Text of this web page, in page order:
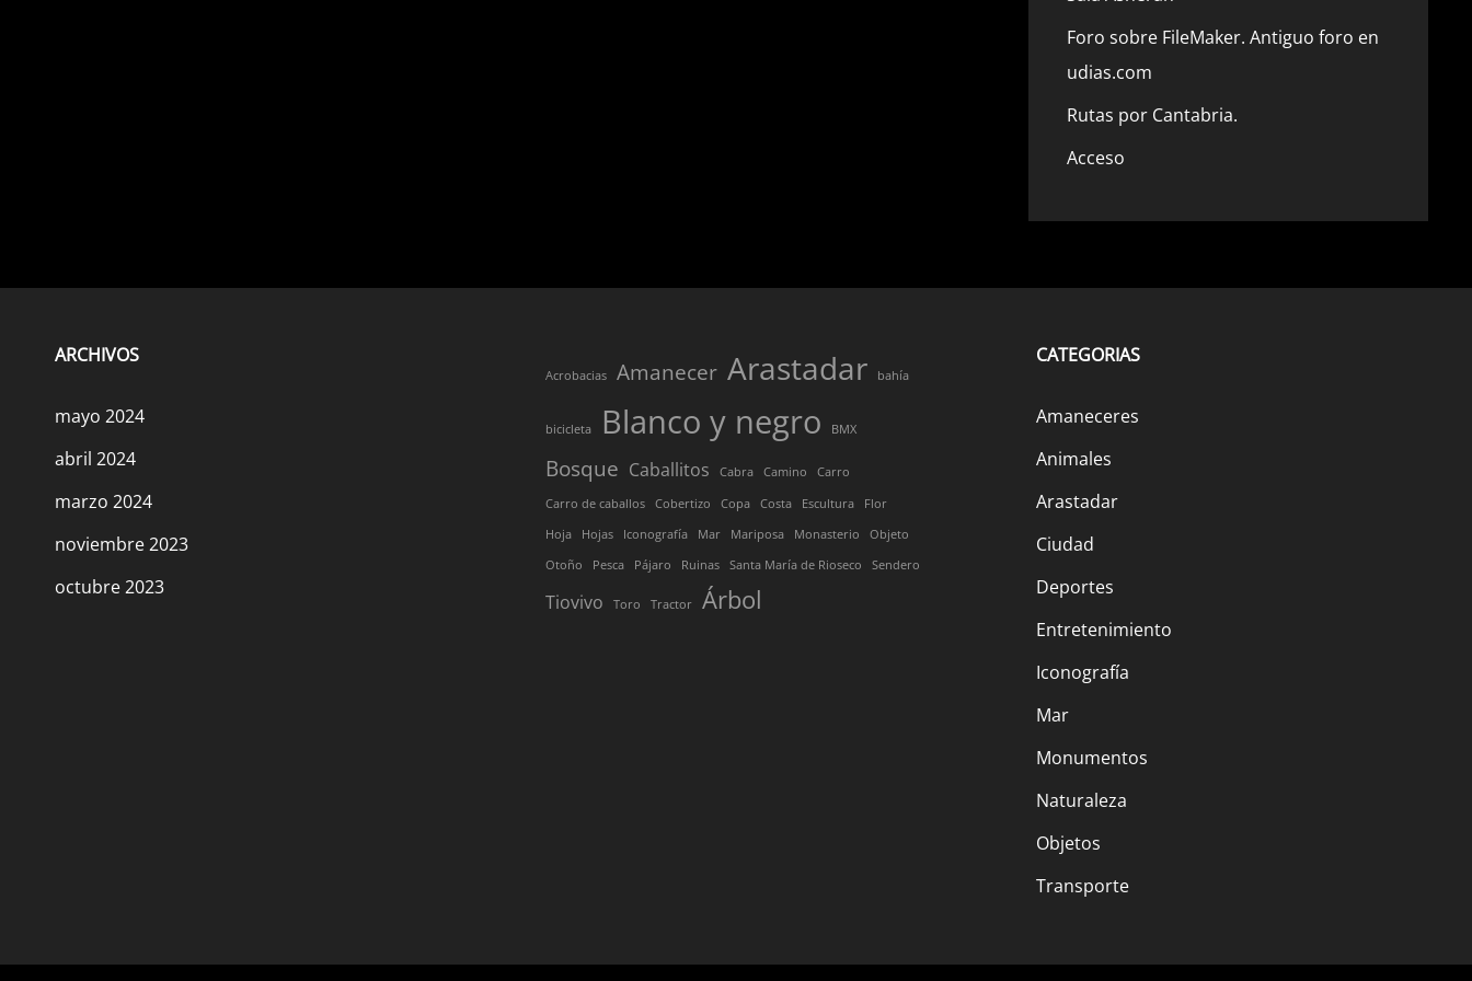
Foro sobre FileMaker. Antiguo foro en
udias.com
Rutas por Cantabria.
Acceso
ARCHIVOS
mayo 2024
abril 2024
marzo 2024
noviembre 2023
octubre 2023
Acrobacias Amanecer Arastadar bahía
bicicleta Blanco y negro BMX
Bosque Caballitos Cabra Camino Carro
Carro de caballos Cobertizo Copa Costa Escultura
Flor
Hoja
Hojas Iconografía Mar Mariposa Monasterio
Objeto
Otoño
Pesca Pájaro Ruinas Santa María de Rioseco Sendero
Tiovivo Toro Tractor Árbol
CATEGORIAS
Amaneceres
Animales
Arastadar
Ciudad
Deportes
Entretenimiento
Iconografía
Mar
Monumentos
Naturaleza
Objetos
Transporte